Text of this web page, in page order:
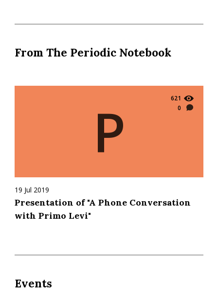
From The Periodic Notebook
621
0
P
19 Jul 2019
Presentation of "A Phone Conversation
with Primo Levi"
Events